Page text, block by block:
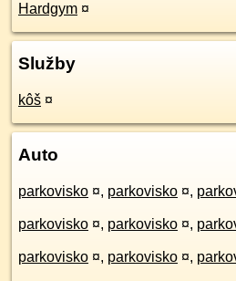
Hardgym ¤
Služby
kôš ¤
Auto
parkovisko ¤, parkovisko ¤,
parkovisko ¤, parkovisko ¤,
parkovisko ¤, parkovisko ¤,